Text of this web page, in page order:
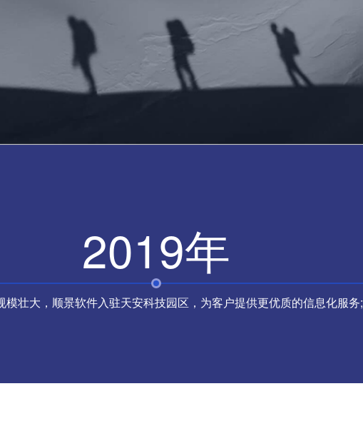
2019年
模壮大，顺景软件入驻天安科技园区，为客户提供更优质的信息化服务;